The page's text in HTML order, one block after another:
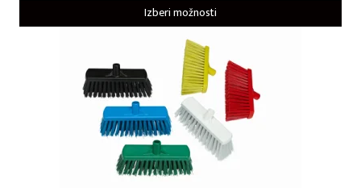
Izberi možnosti